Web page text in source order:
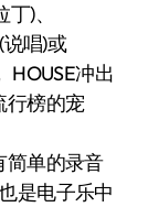
)、
唱)或
HOUSE冲出
行榜的宠
简单的录音
是电子乐中